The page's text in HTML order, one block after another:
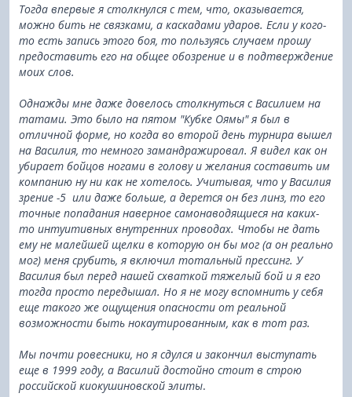
Тогда впервые я столкнулся с тем, что, оказывается,
можно бить не связками, а каскадами ударов. Если у кого-
то есть запись этого боя, то пользуясь случаем прошу
предоставить его на общее обозрение и в подтверждение
моих слов.
Однажды мне даже довелось столкнуться с Василием на
татами. Это было на пятом "Кубке Оямы" я был в
отличной форме, но когда во второй день турнира вышел
на Василия, то немного замандражировал. Я видел как он
убирает бойцов ногами в голову и желания составить им
компанию ну ни как не хотелось. Учитывая, что у Василия
зрение -5 или даже больше, а дерется он без линз, то его
точные попадания наверное самонаводящиеся на каких-
то интуитивных внутренних проводах. Чтобы не дать
ему не малейшей щелки в которую он бы мог (а он реально
мог) меня срубить, я включил тотальный прессинг. У
Василия был перед нашей схваткой тяжелый бой и я его
тогда просто передышал. Но я не могу вспомнить у себя
еще такого же ощущения опасности от реальной
возможности быть нокаутированным, как в тот раз.
Мы почти ровесники, но я сдулся и закончил выступать
еще в 1999 году, а Василий достойно стоит в строю
российской киокушиновской элиты.